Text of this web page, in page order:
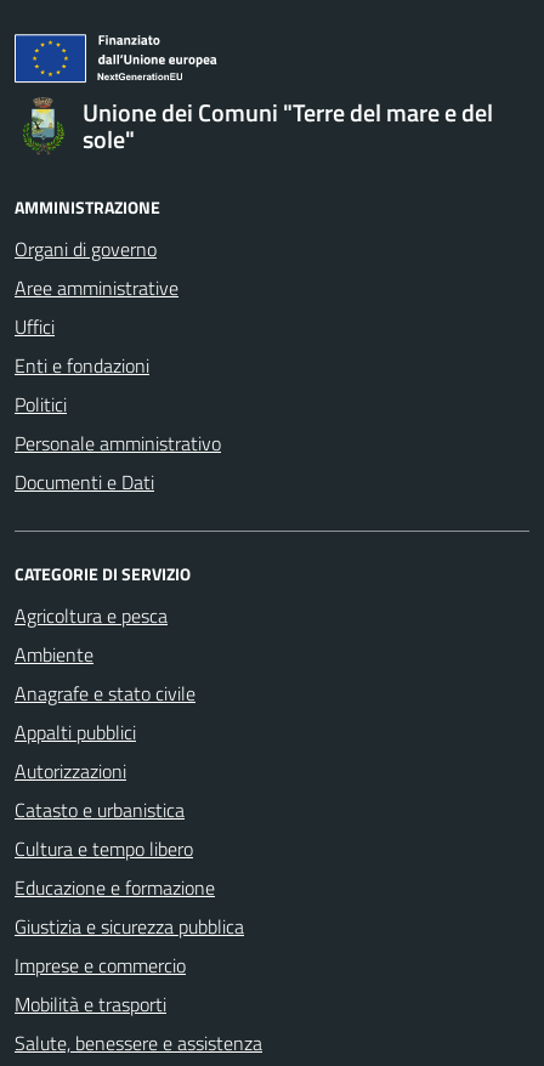
Unione dei Comuni "Terre del mare e del
sole"
AMMINISTRAZIONE
Organi di governo
Aree amministrative
Uffici
Enti e fondazioni
Politici
Personale amministrativo
Documenti e Dati
CATEGORIE DI SERVIZIO
Agricoltura e pesca
Ambiente
Anagrafe e stato civile
Appalti pubblici
Autorizzazioni
Catasto e urbanistica
Cultura e tempo libero
Educazione e formazione
Giustizia e sicurezza pubblica
Imprese e commercio
Mobilità e trasporti
Salute, benessere e assistenza